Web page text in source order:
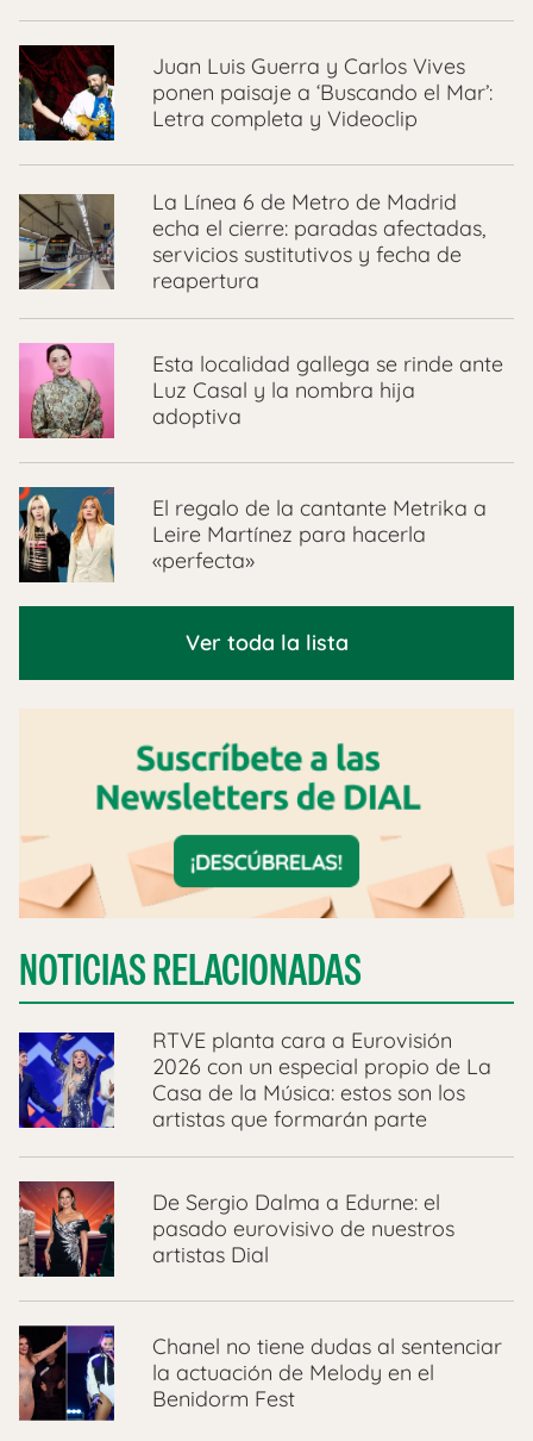
Juan Luis Guerra y Carlos Vives
ponen paisaje a ‘Buscando el Mar’:
Letra completa y Videoclip
La Línea 6 de Metro de Madrid
echa el cierre: paradas afectadas,
servicios sustitutivos y fecha de
reapertura
Esta localidad gallega se rinde ante
Luz Casal y la nombra hija
adoptiva
El regalo de la cantante Metrika a
Leire Martínez para hacerla
«perfecta»
Ver toda la lista
NOTICIAS RELACIONADAS
RTVE planta cara a Eurovisión
2026 con un especial propio de La
Casa de la Música: estos son los
artistas que formarán parte
⁠De Sergio Dalma a Edurne: el
pasado eurovisivo de nuestros
artistas Dial
Chanel no tiene dudas al sentenciar
la actuación de Melody en el
Benidorm Fest